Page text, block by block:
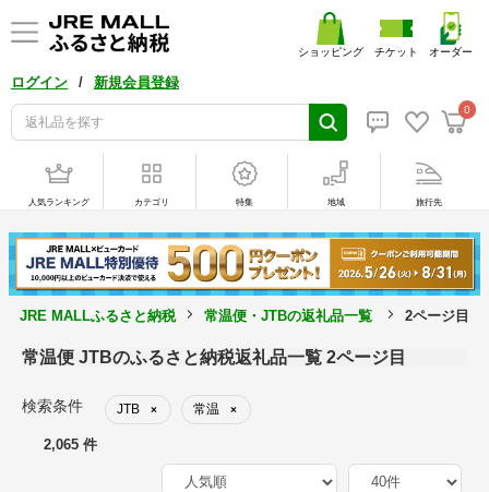
ログイン / 新規会員登録
0
ショッピング チケット オーダー
人気ランキング カテゴリ 特集 地域 旅行先
JRE MALLふるさと納税 常温便・JTBの返礼品一覧 2ページ目
常温便 JTBのふるさと納税返礼品一覧 2ページ目
検索条件 JTB × 常温 ×
2,065 件